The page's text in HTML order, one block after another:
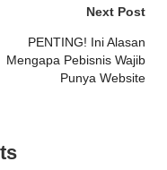
Next Post
PENTING! Ini Alasan
Mengapa Pebisnis Wajib
Punya Website